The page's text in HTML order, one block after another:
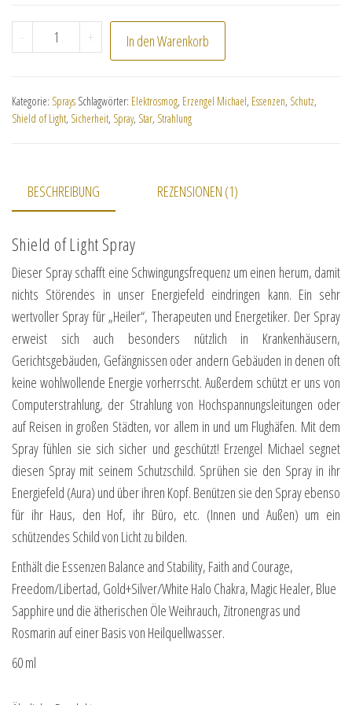
Kundenbewe
rtung
- Shield Of Light Spray Menge
+ In den Warenkorb
Kategorie: Sprays Schlagwörter: Elektrosmog, Erzengel Michael, Essenzen, Schutz,
Shield of Light, Sicherheit, Spray, Star, Strahlung
BESCHREIBUNG REZENSIONEN (1)
Shield of Light Spray
Dieser Spray schafft eine Schwingungsfrequenz um einen herum, damit
nichts Störendes in unser Energiefeld eindringen kann. Ein sehr
wertvoller Spray für „Heiler“, Therapeuten und Energetiker. Der Spray
erweist sich auch besonders nützlich in Krankenhäusern,
Gerichtsgebäuden, Gefängnissen oder andern Gebäuden in denen oft
keine wohlwollende Energie vorherrscht. Außerdem schützt er uns von
Computerstrahlung, der Strahlung von Hochspannungsleitungen oder
auf Reisen in großen Städten, vor allem in und um Flughäfen. Mit dem
Spray fühlen sie sich sicher und geschützt! Erzengel Michael segnet
diesen Spray mit seinem Schutzschild. Sprühen sie den Spray in ihr
Energiefeld (Aura) und über ihren Kopf. Benützen sie den Spray ebenso
für ihr Haus, den Hof, ihr Büro, etc. (Innen und Außen) um ein
schützendes Schild von Licht zu bilden.
Enthält die Essenzen Balance and Stability, Faith and Courage,
Freedom/Libertad, Gold+Silver/White Halo Chakra, Magic Healer, Blue
Sapphire und die ätherischen Öle Weihrauch, Zitronengras und
Rosmarin auf einer Basis von Heilquellwasser.
60 ml